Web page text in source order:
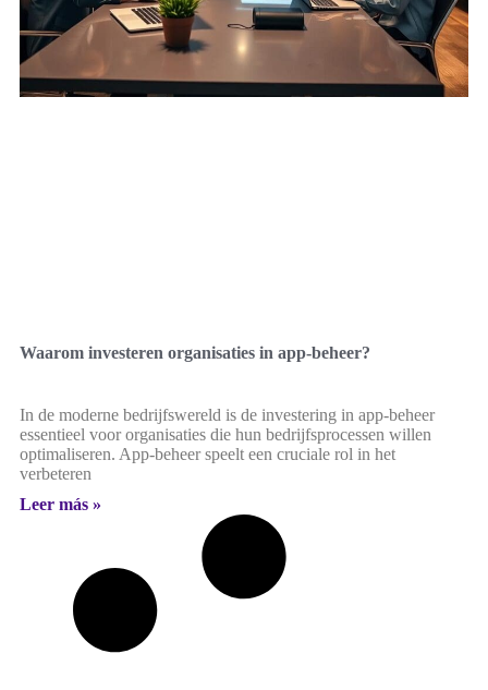
Waarom investeren organisaties in app-beheer?
In de moderne bedrijfswereld is de investering in app-beheer
essentieel voor organisaties die hun bedrijfsprocessen willen
optimaliseren. App-beheer speelt een cruciale rol in het
verbeteren
Leer más »